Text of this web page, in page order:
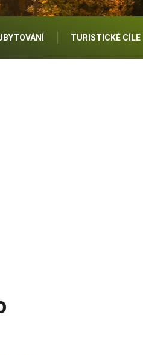
TURISTICKÉ CÍLE